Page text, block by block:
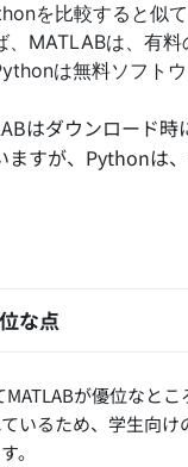
を比較すると似
、MATLABは、有料
は無料ソフトウ
はダウンロード時
ますが、Pythonは
な点
が優位なと
いるため、学生向け
。